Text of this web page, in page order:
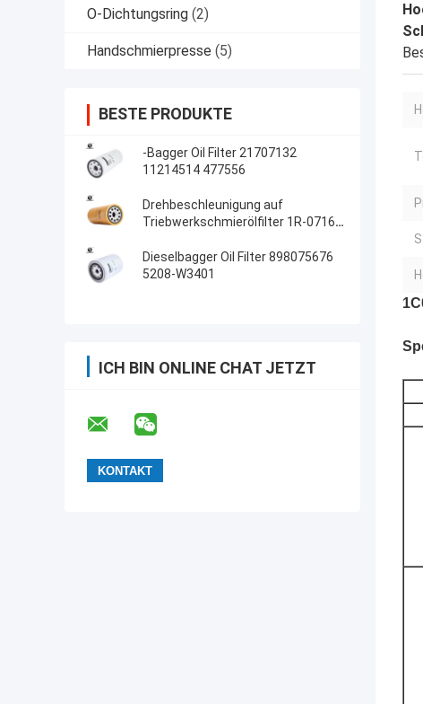
O-Dichtungsring (2)
Handschmierpresse (5)
BESTE PRODUKTE
-Bagger Oil Filter 21707132
11214514 477556
Drehbeschleunigung auf
Triebwerkschmierölfilter 1R-0716
Dieselbagger Oil Filter 898075676
5208-W3401
ICH BIN ONLINE CHAT JETZT